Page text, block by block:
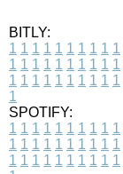
BITLY:
1 1 1 1 1 1 1 1 1 1
1 1 1 1 1 1 1 1 1 1
1 1 1 1 1 1 1 1 1 1
1
SPOTIFY:
1 1 1 1 1 1 1 1 1 1
1 1 1 1 1 1 1 1 1 1
1 1 1 1 1 1 1 1 1 1